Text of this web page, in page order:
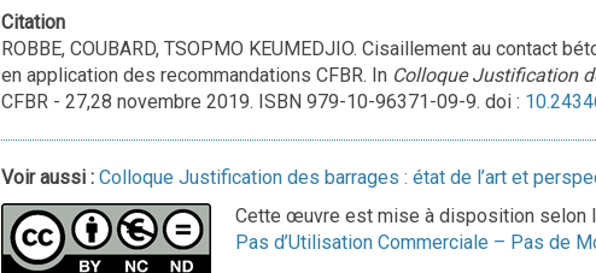
Citation
ROBBE, COUBARD, TSOPMO KEUMEDJIO. Cisaillement au contact
en application des recommandations CFBR. In Colloque Justification
CFBR - 27,28 novembre 2019. ISBN 979-10-96371-09-9. doi :
Voir aussi : Colloque Justification des barrages : état de l’art et
Cette œuvre est mise à disposition selon
Pas d’Utilisation Commerciale – Pas de